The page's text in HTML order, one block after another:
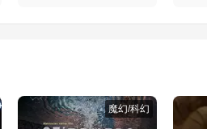
魔幻/科幻